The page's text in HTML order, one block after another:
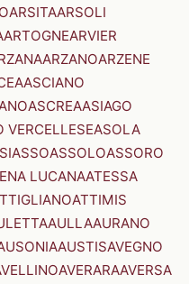
ARSITAARSOLI
ARTOGNEARVIER
ARZANOARZENE
ASCIANO
ASCREAASIAGO
VERCELLESEASOLA
ASSOASSOLOASSORO
LUCANAATESSA
ATTIMIS
AULLAAURANO
AUSTISAVEGNO
AVERARAAVERSA